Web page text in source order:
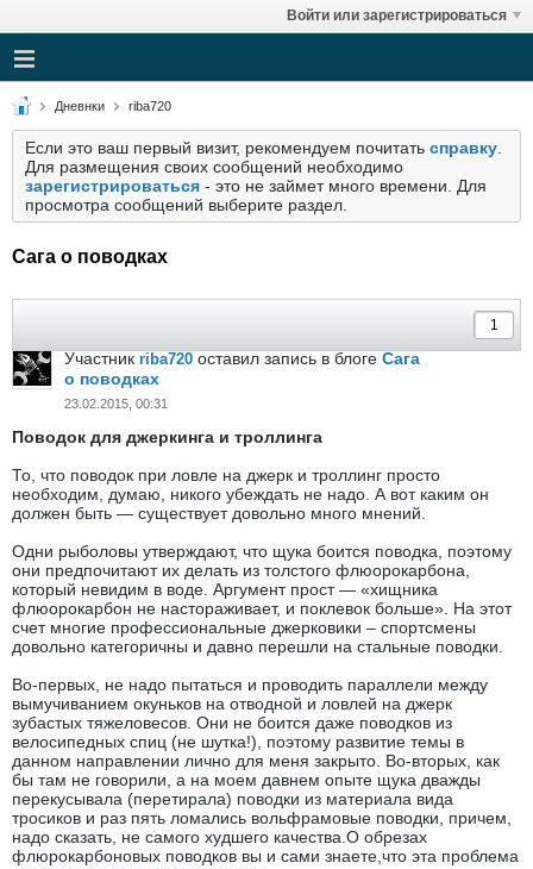
Войти или зарегистрироваться
Дневнки riba720
Если это ваш первый визит, рекомендуем почитать справку
Для размещения своих сообщений необходимо
зарегистрироваться - это не займет много времени. Для
просмотра сообщений выберите раздел.
Сага о поводках
Участник riba720 оставил запись в блоге Сага
о поводках
23.02.2015, 00:31
Поводок для джеркинга и троллинга
То, что поводок при ловле на джерк и троллинг просто
необходим, думаю, никого убеждать не надо. А вот каким он
должен быть — существует довольно много мнений.
Одни рыболовы утверждают, что щука боится поводка, поэтому
они предпочитают их делать из толстого флюорокарбона,
который невидим в воде. Аргумент прост — «хищника
флюорокарбон не настораживает, и поклевок больше». На этот
счет многие профессиональные джерковики – спортсмены
довольно категоричны и давно перешли на стальные поводки.
Во-первых, не надо пытаться и проводить параллели между
вымучиванием окуньков на отводной и ловлей на джерк
зубастых тяжеловесов. Они не боится даже поводков из
велосипедных спиц (не шутка!), поэтому развитие темы в
данном направлении лично для меня закрыто. Во-вторых, как
бы там не говорили, а на моем давнем опыте щука дважды
перекусывала (перетирала) поводки из материала вида
тросиков и раз пять ломались вольфрамовые поводки, причем,
надо сказать, не самого худшего качества.О обрезах
флюрокарбоновых поводков вы и сами знаете,что эта проблема